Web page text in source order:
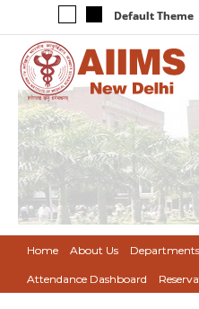
Default Theme
Home About Us
Attendance Dashboard